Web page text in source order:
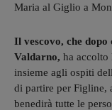
Maria al Giglio a
Il vescovo, che
Valdarno, ha accolto
insieme agli ospiti
di partire per Figline,
benedirà tutte le